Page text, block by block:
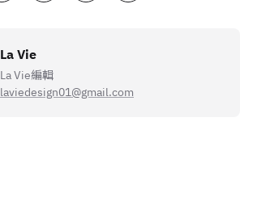
La Vie
La Vie編輯
laviedesign01@gmail.com